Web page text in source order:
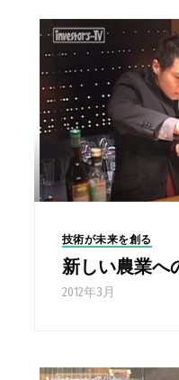
技術が未来を創る
新しい農業
2012年3月